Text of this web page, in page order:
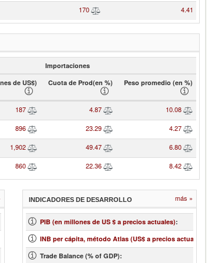
170 4.41
Importaciones
de US$) Cuota de Prod(en %) Peso promedio (en %)
187 4.87 10.08
896 23.29 4.27
1,902 49.47 6.80
860 22.36 8.42
2
35
11.70
INDICADORES DE DESARROLLO más »
PIB (en millones de US $ a precios actuales):
INB per cápita, método Atlas (US$ a precios actuales)
Trade Balance (% of GDP):